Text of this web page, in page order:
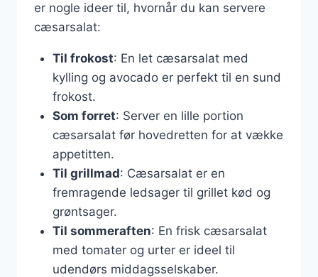
er nogle ideer til, hvornår du kan servere
cæsarsalat:
Til frokost: En let cæsarsalat med
kylling og avocado er perfekt til en sund
frokost.
Som forret: Server en lille portion
cæsarsalat før hovedretten for at vække
appetitten.
Til grillmad: Cæsarsalat er en
fremragende ledsager til grillet kød og
grøntsager.
Til sommeraften: En frisk cæsarsalat
med tomater og urter er ideel til
udendørs middagsselskaber.